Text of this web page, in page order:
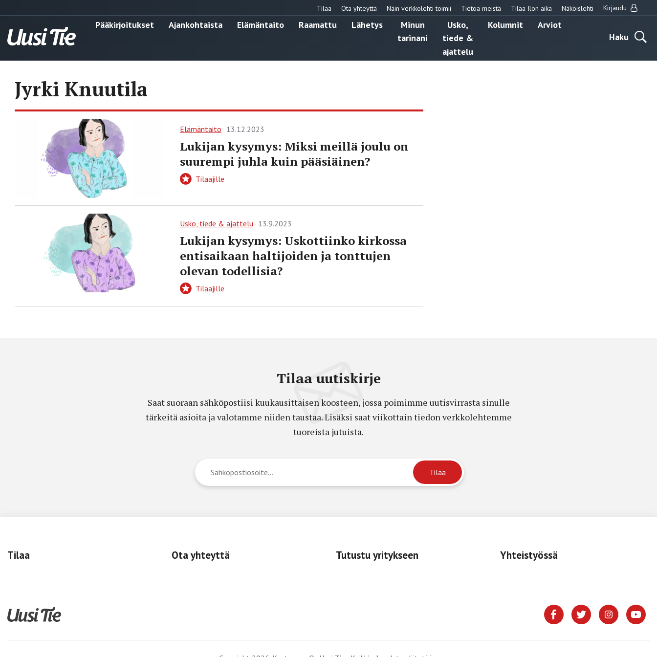
Tilaa Ota yhteyttä Näin verkkolehti toimii Tietoa meistä Tilaa Ilon aika Näköislehti Kirjaudu
Pääkirjoitukset Ajankohtaista Elämäntaito Raamattu Lähetys
Minun
tarinani
Usko,
tiede &
ajattelu
Kolumnit
Arviot
Haku
Jyrki Knuutila
Elämäntaito 13.12.2023
Lukijan kysymys: Miksi meillä joulu on
suurempi juhla kuin pääsiäinen?
Tilaajille
Usko, tiede & ajattelu 13.9.2023
Lukijan kysymys: Uskottiinko kirkossa
entisaikaan haltijoiden ja tonttujen
olevan todellisia?
Tilaajille
Tilaa uutiskirje
Saat suoraan sähköpostiisi kuukausittaisen koosteen, jossa poimimme uutisvirrasta sinulle
tärkeitä asioita ja valotamme niiden taustaa. Lisäksi saat viikottain tiedon verkkolehtemme
tuoreista jutuista.
Tilaa Ota yhteyttä Tutustu yritykseen Yhteistyössä